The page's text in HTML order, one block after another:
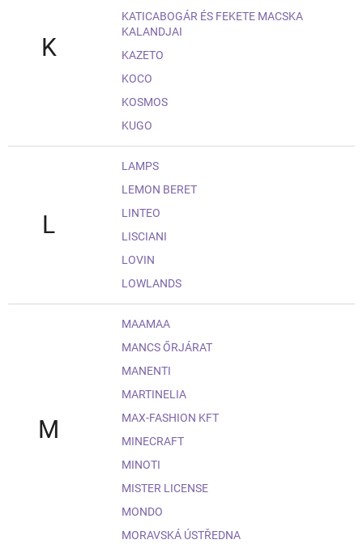
K
KATICABOGÁR ÉS FEKETE MACSKA
KALANDJAI
KAZETO
KOCO
KOSMOS
KUGO
L
LAMPS
LEMON BERET
LINTEO
LISCIANI
LOVIN
LOWLANDS
M
MAAMAA
MANCS ŐRJÁRAT
MANENTI
MARTINELIA
MAX-FASHION KFT
MINECRAFT
MINOTI
MISTER LICENSE
MONDO
MORAVSKÁ ÚSTŘEDNA